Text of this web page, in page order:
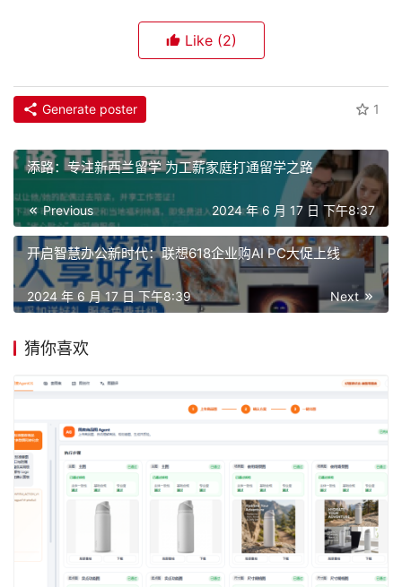
Like (2)
Generate poster 1
添路：专注新西兰留学 为工薪家庭打通留学之路
Previous 2024 年 6 月 17 日 下午8:37
开启智慧办公新时代：联想618企业购AI PC大促上线
Next
2024 年 6 月 17 日 下午8:39
猜你喜欢